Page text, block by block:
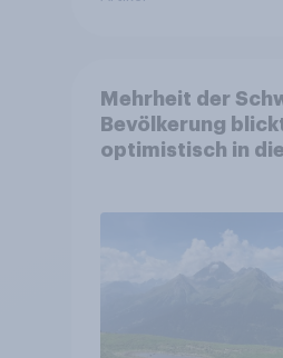
Mehrheit der
Bevölkerung
optimistisch in
Altersvorsorge